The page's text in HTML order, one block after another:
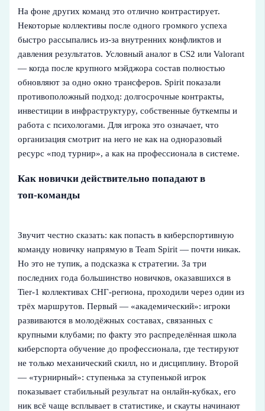
На фоне других команд это отлично контрастирует.
Некоторые коллективы после одного громкого успеха
быстро рассыпались из‑за внутренних конфликтов и
давления результатов. Условный аналог в CS2 или Valorant
— когда после крупного мэйджора состав полностью
обновляют за одно окно трансферов. Spirit показали
противоположный подход: долгосрочные контракты,
инвестиции в инфраструктуру, собственные буткемпы и
работа с психологами. Для игрока это означает, что
организация смотрит на него не как на одноразовый
ресурс «под турнир», а как на профессионала в системе.
Как новички действительно попадают в
топ‑команды
Звучит честно сказать: как попасть в киберспортивную
команду новичку напрямую в Team Spirit — почти никак.
Но это не тупик, а подсказка к стратегии. За три
последних года большинство новичков, оказавшихся в
Tier‑1 коллективах СНГ‑региона, проходили через один из
трёх маршрутов. Первый — «академический»: игроки
развиваются в молодёжных составах, связанных с
крупными клубами; по факту это распределённая школа
киберспорта обучение до профессионала, где тестируют
не только механический скилл, но и дисциплину. Второй
— «турнирный»: ступенька за ступенькой игрок
показывает стабильный результат на онлайн‑кубках, его
ник всё чаще всплывает в статистике, и скауты начинают